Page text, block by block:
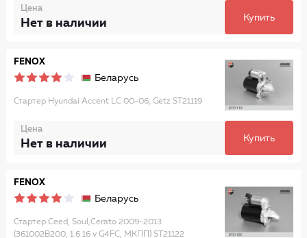
Цена
Нет в наличии Купить
FENOX
Беларусь
Стартер Hyundai Accent LC 00-06, Getz ST21119
Цена
Нет в наличии Купить
FENOX
Беларусь
Стартер Ceed, Soul,Cerato 2009-2013
(361002B200, 1.6 16 v G4FC, МКПП) ST21122